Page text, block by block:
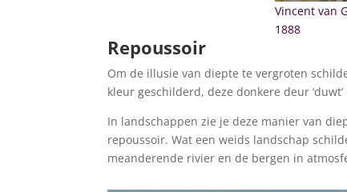
Vincent van
1888
Repoussoir
Om de illusie van diepte te vergroten
kleur geschilderd, deze donkere deur
In landschappen zie je deze manier van
repoussoir. Wat een weids landschap
meanderende rivier en de bergen in